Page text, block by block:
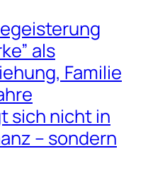
als
Familie
sich nicht in
– sondern